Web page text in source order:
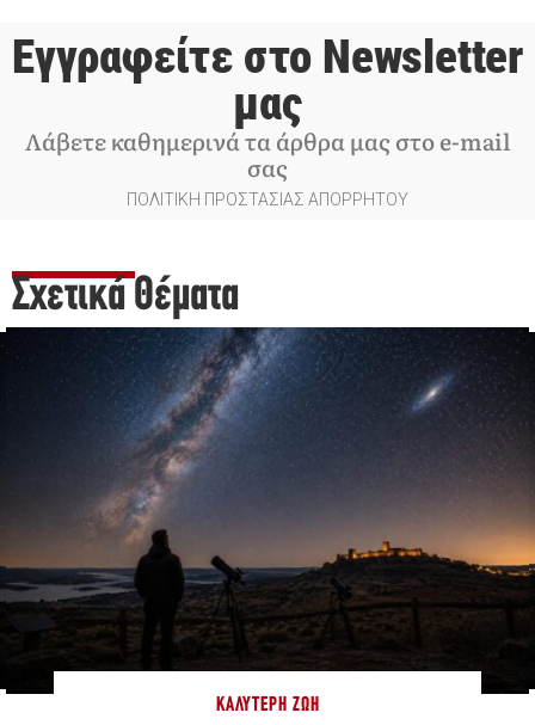
Εγγραφείτε στο Newsletter
μας
Λάβετε καθημερινά τα άρθρα μας στο e-mail
σας
ΠΟΛΙΤΙΚΗ ΠΡΟΣΤΑΣΙΑΣ ΑΠΟΡΡΗΤΟΥ
Σχετικά Θέματα
ΚΑΛΎΤΕΡΗ ΖΩΉ